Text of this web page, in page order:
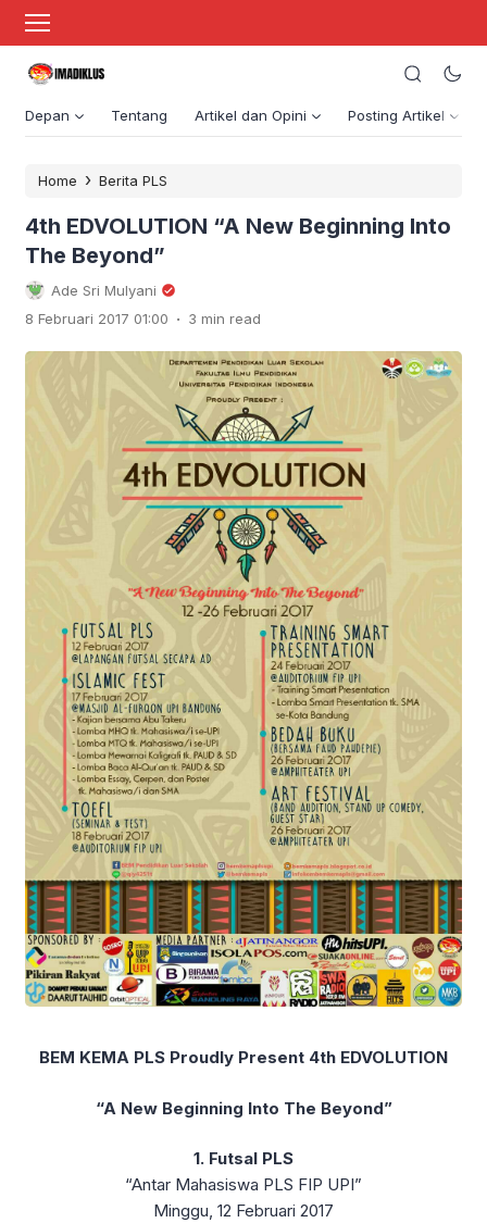
Depan Tentang Artikel dan Opini Posting Artikel
Home › Berita PLS
4th EDVOLUTION “A New Beginning Into
The Beyond”
Ade Sri Mulyani
8 Februari 2017 01:00 . 3 min read
BEM KEMA PLS Proudly Present 4th EDVOLUTION
“A New Beginning Into The Beyond”
1. Futsal PLS
“Antar Mahasiswa PLS FIP UPI”
Minggu, 12 Februari 2017